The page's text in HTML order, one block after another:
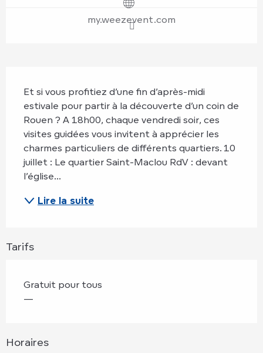
my.weezevent.com
Et si vous profitiez d’une fin d’après-midi
estivale pour partir à la découverte d’un coin de
Rouen ? A 18h00, chaque vendredi soir, ces
visites guidées vous invitent à apprécier les
charmes particuliers de différents quartiers. 10
juillet : Le quartier Saint-Maclou RdV : devant
l’église...
Lire la suite
Tarifs
Gratuit pour tous
—
Horaires